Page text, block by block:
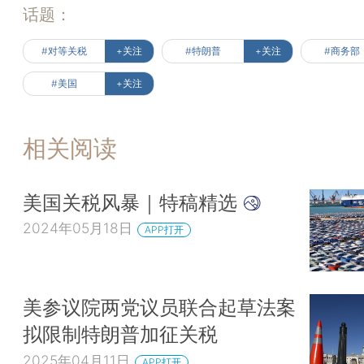
话题：
#对等关税 +关注 #特朗普 +关注 #商务部
#美国 +关注
相关阅读
美国关税风暴｜特稿精选
2024年05月18日 APP打开
美参议院两党议员联合起草法案
拟限制特朗普加征关税
2025年04月11日